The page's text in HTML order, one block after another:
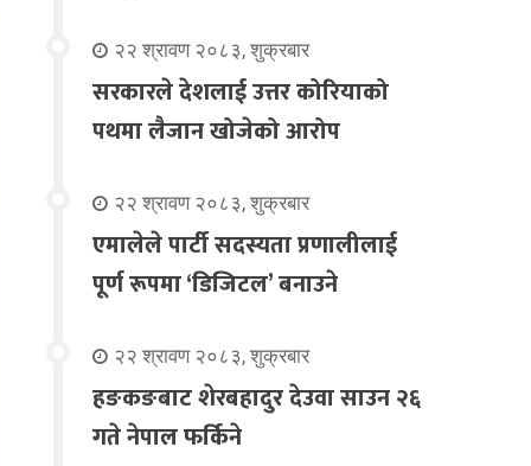
२२ श्रावण २०८३, शुक्रबार
सरकारले देशलाई उत्तर कोरियाको
पथमा लैजान खोजेको आरोप
२२ श्रावण २०८३, शुक्रबार
एमालेले पार्टी सदस्यता प्रणालीलाई
पूर्ण रूपमा ‘डिजिटल’ बनाउने
२२ श्रावण २०८३, शुक्रबार
हङकङबाट शेरबहादुर देउवा साउन २६
गते नेपाल फर्किने